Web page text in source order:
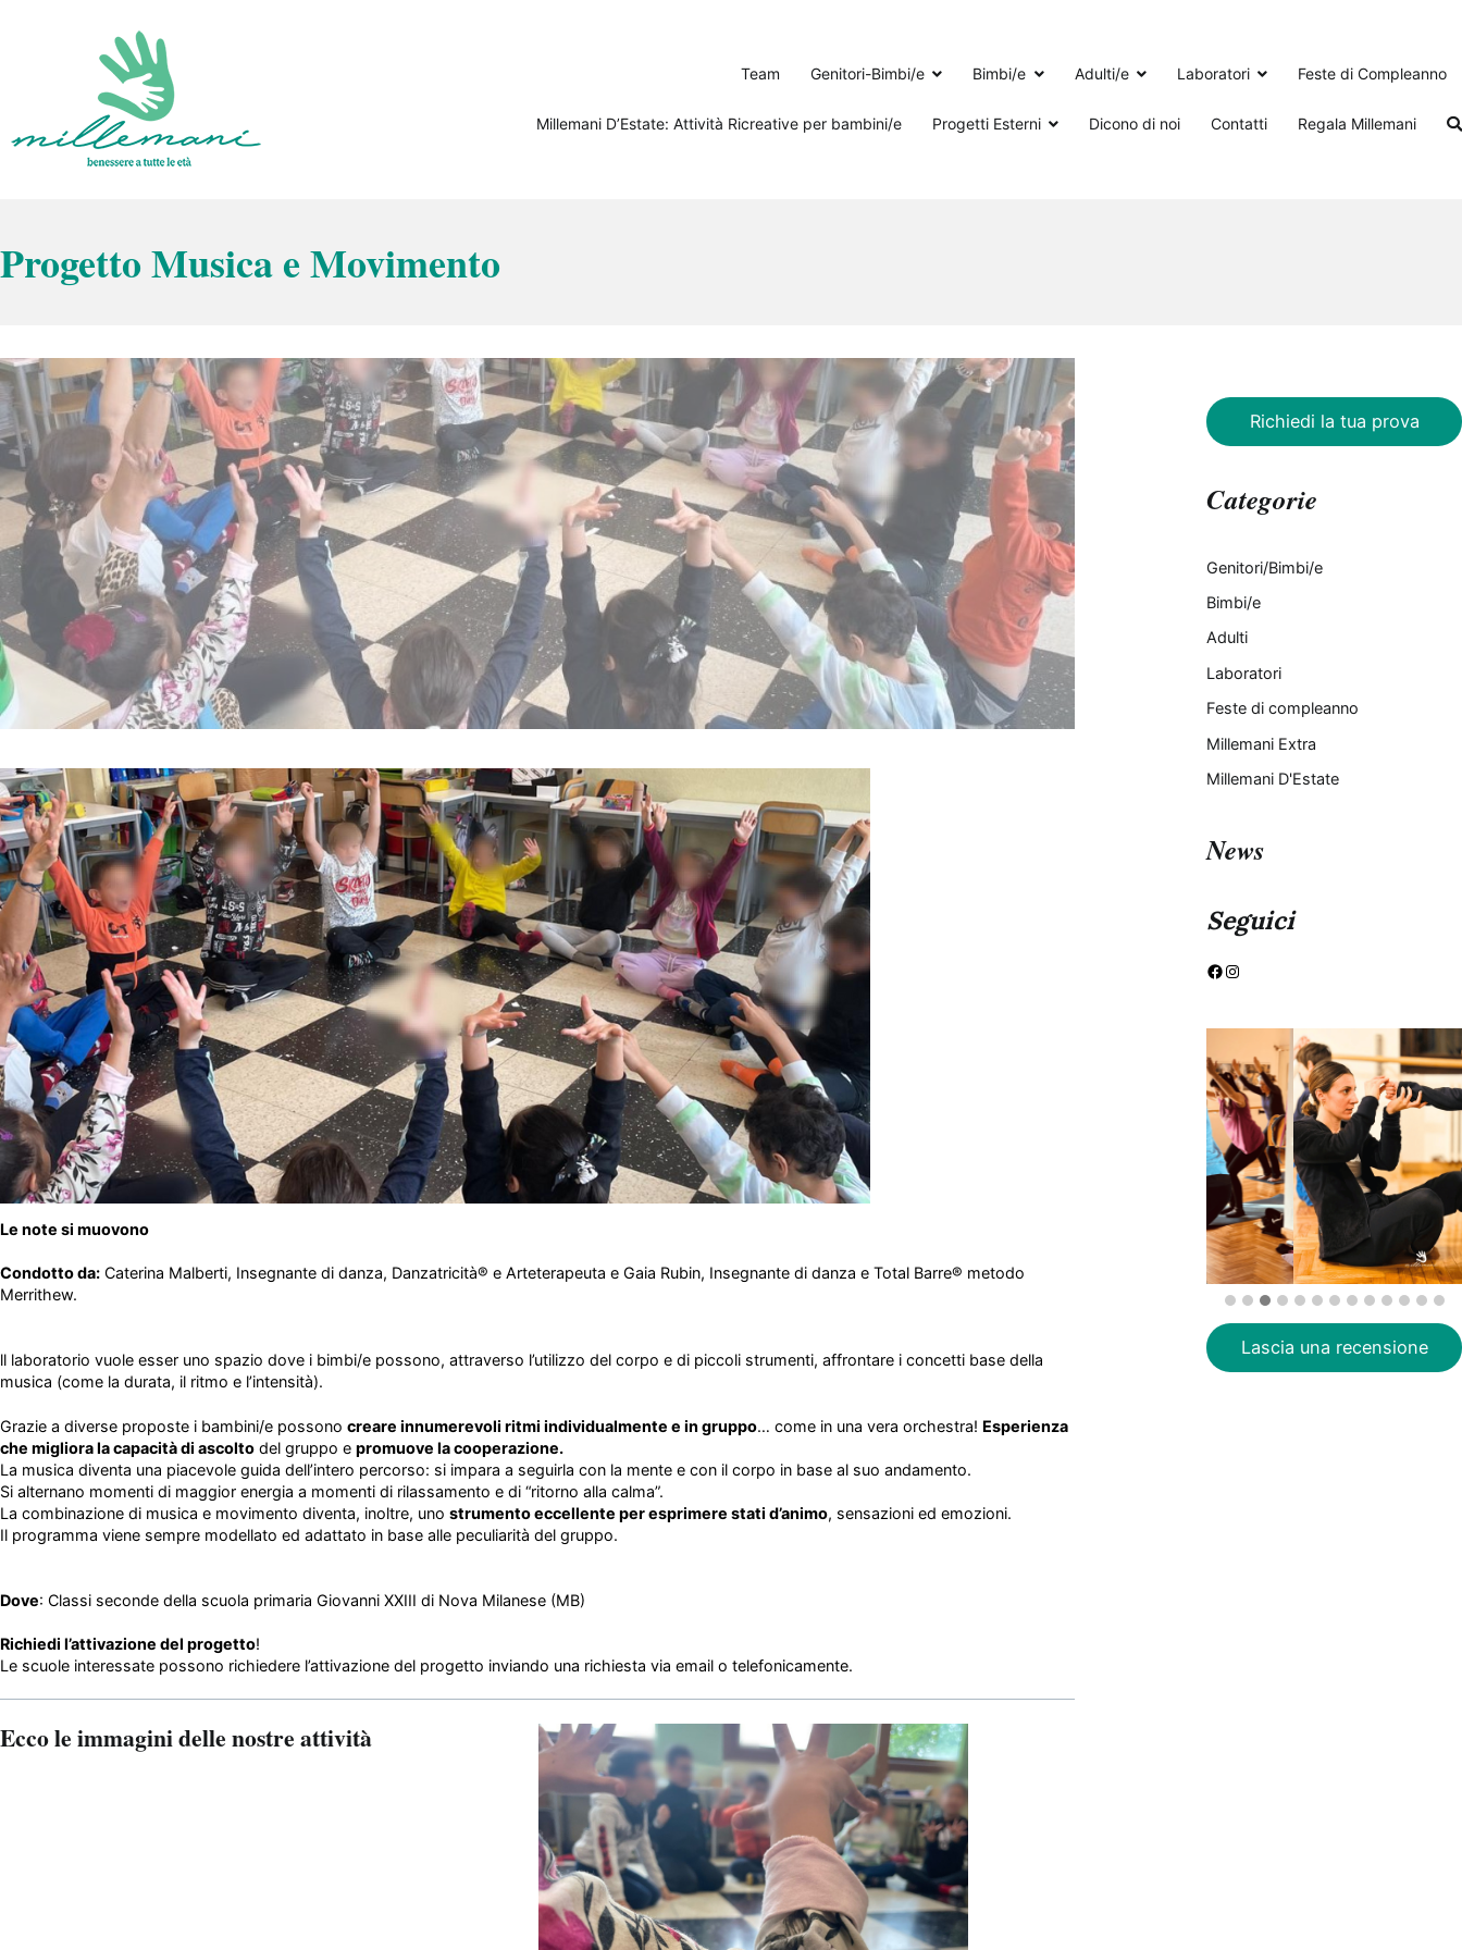
Team Genitori-Bimbi/e Bimbi/e Adulti/e Laboratori Feste di Compleanno
Millemani D’Estate: Attività Ricreative per bambini/e Progetti Esterni Dicono di noi Contatti Regala Millemani
Progetto Musica e Movimento
Le note si muovono
Condotto da: Caterina Malberti, Insegnante di danza, Danzatricità® e Arteterapeuta e Gaia Rubin, Insegnante di danza e Total Barre® metodo
Merrithew.
ll laboratorio vuole esser uno spazio dove i bimbi/e possono, attraverso l’utilizzo del corpo e di piccoli strumenti, affrontare i concetti base della
musica (come la durata, il ritmo e l’intensità).
Grazie a diverse proposte i bambini/e possono creare innumerevoli ritmi individualmente e in gruppo… come in una vera orchestra! Esperienza
che migliora la capacità di ascolto del gruppo e promuove la cooperazione.
La musica diventa una piacevole guida dell’intero percorso: si impara a seguirla con la mente e con il corpo in base al suo andamento.
Si alternano momenti di maggior energia a momenti di rilassamento e di “ritorno alla calma”.
La combinazione di musica e movimento diventa, inoltre, uno strumento eccellente per esprimere stati d’animo, sensazioni ed emozioni.
Il programma viene sempre modellato ed adattato in base alle peculiarità del gruppo.
Dove: Classi seconde della scuola primaria Giovanni XXIII di Nova Milanese (MB)
Richiedi l’attivazione del progetto!
Le scuole interessate possono richiedere l’attivazione del progetto inviando una richiesta via email o telefonicamente.
Ecco le immagini delle nostre attività
Richiedi la tua prova
Categorie
Genitori/Bimbi/e
Bimbi/e
Adulti
Laboratori
Feste di compleanno
Millemani Extra
Millemani D'Estate
News
Seguici
Facebook
Lascia una recensione